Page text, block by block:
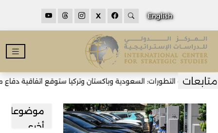
English
X
التطورات: السعودية وباكستان وتركيا ستوقع اتفاقية دفاع
موضوعات
أخرى